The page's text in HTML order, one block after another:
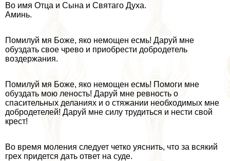
Во имя Отца и Сына и Святаго Духа.
Аминь.
Помилуй мя Боже, яко немощен есмь! Даруй мне
обуздать свое чрево и приобрести добродетель
воздержания.
Помилуй мя Боже, яко немощен есмь! Помоги мне
обуздать мою леность! Даруй мне ревность о
спасительных деланиях и о стяжании необходимых мне
добродетелей! Даруй мне силу трудиться и нести свой
крест!
Во время моления следует четко уяснить, что за всякий
грех придется дать ответ на суде.